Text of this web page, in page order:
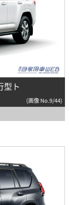
型ト
(画像 No.9/44)